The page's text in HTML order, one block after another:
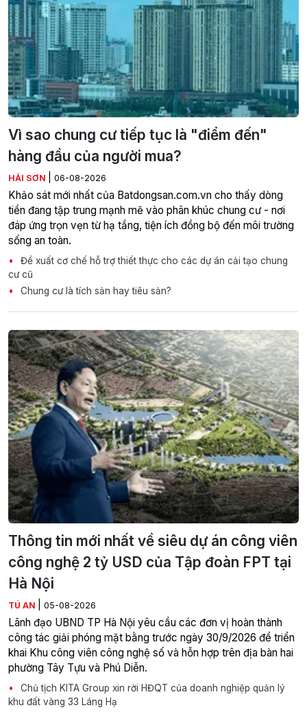
Vì sao chung cư tiếp tục là "điểm đến"
hàng đầu của người mua?
HẢI SƠN 06-08-2026
Khảo sát mới nhất của Batdongsan.com.vn cho thấy dòng
tiền đang tập trung mạnh mẽ vào phân khúc chung cư - nơi
đáp ứng trọn vẹn từ hạ tầng, tiện ích đồng bộ đến môi trường
sống an toàn.
Đề xuất cơ chế hỗ trợ thiết thực cho các dự án cải tạo chung
cư cũ
Chung cư là tích sản hay tiêu sản?
Thông tin mới nhất về siêu dự án công viên
công nghệ 2 tỷ USD của Tập đoàn FPT tại
Hà Nội
TÚ AN 05-08-2026
Lãnh đạo UBND TP Hà Nội yêu cầu các đơn vị hoàn thành
công tác giải phóng mặt bằng trước ngày 30/9/2026 để triển
khai Khu công viên công nghệ số và hỗn hợp trên địa bàn hai
phường Tây Tựu và Phú Diễn.
Chủ tịch KITA Group xin rời HĐQT của doanh nghiệp quản lý
khu đất vàng 33 Láng Hạ